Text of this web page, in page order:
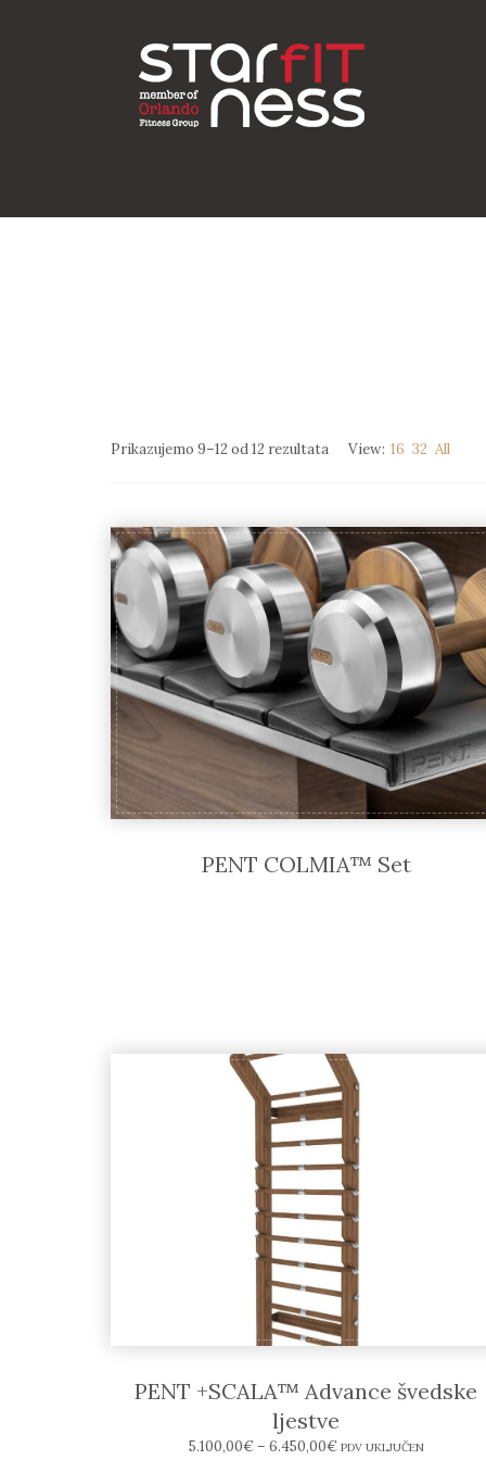
Prikazujemo 9–12 od 12 rezultata View: 16 32 All
PENT COLMIA™ Set
PENT +SCALA™ Advance švedske
ljestve
5.100,00€– 6.450,00€ PDV UKLJUČEN